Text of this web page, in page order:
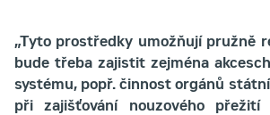
„Tyto prostředky umožňují pružně
bude třeba zajistit zejména
systému, popř. činnost orgánů
při zajišťování nouzového